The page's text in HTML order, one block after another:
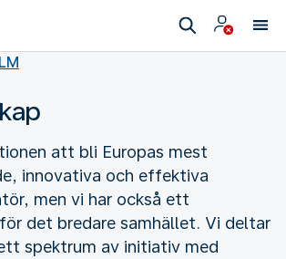
att bli Europas mest
innovativa och effektiva
men vi har också ett
det bredare samhället. Vi deltar
spektrum av initiativ med